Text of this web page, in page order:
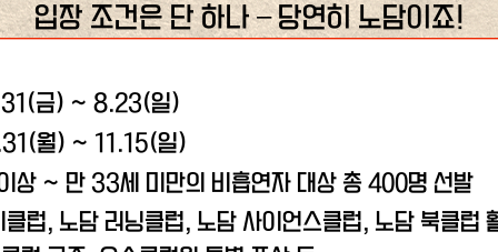
입장 조건은 단 하나 – 당연히 노담이죠!
금) ~ 8.23(일)
월) ~ 11.15(일)
상 ~ 만 33세 미만의 비흡연자 대상 총 400명 선발
클럽, 노담 러닝클럽, 노담 사이언스클럽, 노담 북클럽